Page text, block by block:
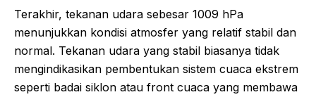
Terakhir, tekanan udara sebesar 1009 hPa
menunjukkan kondisi atmosfer yang relatif stabil dan
normal. Tekanan udara yang stabil biasanya tidak
mengindikasikan pembentukan sistem cuaca ekstrem
seperti badai siklon atau front cuaca yang membawa